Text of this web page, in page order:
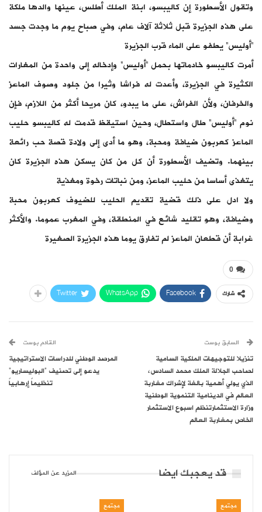
وتقول الأسطورة إن كاليبسو، ابنة الملك أطلس، عينها والدها ملكة
على هذه الجزيرة قبل ثلاثة آلاف عام، وفي صباح يوم ما وجدت جسد
”أوليس” يطفو على الماء قرب الجزيرة
أمرت كاليبسو خادماتها بحمل ”أوليس” وإدخاله إلى واحدة من المغارات
الكثيرة في الجزيرة، وأعدت له فراشا وثيرا من جلود وصوف الماعز
والخرفان، ولأن الفراش، على ما يبدو، كان مريحا أكثر من اللازم، فإن
نوم ”أوليس” طال واستطال، وحين استيقظ قدمت له كاليبسو حليب
الماعز كعربون ضيافة ومحبة، وهو ما أدى إلى ولادة قصة حب رائعة
بينهما. وتضيف الأسطورة أن كل من كان يسكن هذه الجزيرة كان
يتغذى أساسا من حليب الماعز، ومن نباتات رخوة ومغذية
ولا ادل على ذلك قضية تقديم الحليب للضيوف كعربون محبة
وضيافة، وهو تقليد شائع في المنطقة، وفي المغرب عموما. والأكثر
غرابة أن قطعان الماعز لم تفارق يوما هذه الجزيرة الصغيرة
0
شارك Facebook
WhatsApp
Twitter
السابق بوست
تنزيلا للتوجيهات الملكية السامية
لصاحب الجلالة الملك محمد السادس،
الذي يولي أهمية بالغة لإشراك مغاربة
العالم في الدينامية التنموية الوطنية
وزارة الاستثمارتنظم اسبوع الاستثمار
الخاص بمغاربة العالم
القادم بوست
المرصد الوطني للدراسات الاستراتيجية
يدعو إلى تصنيف “البوليساريو”
تنظيماً إرهابياً
قد يعجبك ايضا المزيد عن المؤلف
مجتمع مجتمع